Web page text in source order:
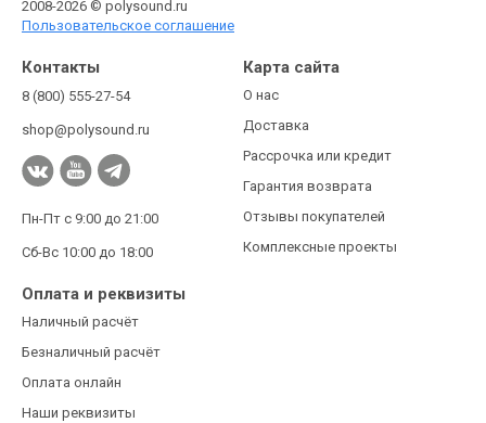
2008-2026 © polysound.ru
Пользовательское соглашение
Контакты
8 (800) 555-27-54
shop@polysound.ru
Пн-Пт с 9:00 до 21:00
Сб-Вс 10:00 до 18:00
Карта сайта
О нас
Доставка
Рассрочка или кредит
Гарантия возврата
Отзывы покупателей
Комплексные проекты
Оплата и реквизиты
Наличный расчёт
Безналичный расчёт
Оплата онлайн
Наши реквизиты